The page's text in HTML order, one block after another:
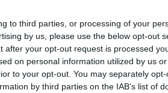
to third parties, or processing of your
by us, please use the below opt-out
after your opt-out request is processed
on personal information utilized by us
to your opt-out. You may separately
by third parties on the IAB’s list of
όμως, αυτό γίνεται
αστάθεια και
διαμόρφωση ενός τρόπου ζωής